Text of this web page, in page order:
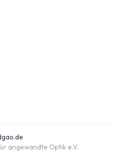
angewandte Optik e.V.